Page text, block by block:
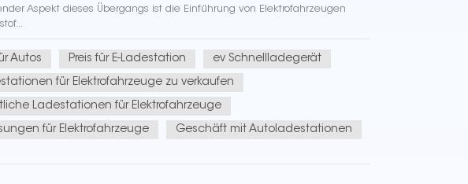
Aspekt dieses Übergangs ist die Einführung von Elektrofahrzeugen
Autos Preis für E-Ladestation ev Schnellladegerät
für Elektrofahrzeuge zu verkaufen
Ladestationen für Elektrofahrzeuge
für Elektrofahrzeuge Geschäft mit Autoladestationen